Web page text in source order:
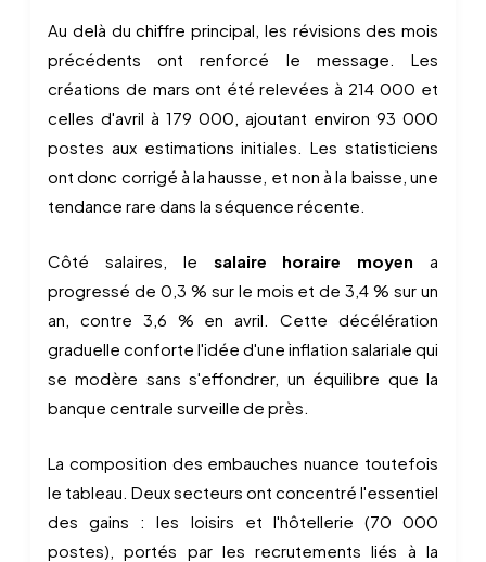
Au delà du chiffre principal, les révisions des mois
précédents ont renforcé le message. Les
créations de mars ont été relevées à 214 000 et
celles d'avril à 179 000, ajoutant environ 93 000
postes aux estimations initiales. Les statisticiens
ont donc corrigé à la hausse, et non à la baisse, une
tendance rare dans la séquence récente.
Côté salaires, le salaire horaire moyen a
progressé de 0,3 % sur le mois et de 3,4 % sur un
an, contre 3,6 % en avril. Cette décélération
graduelle conforte l'idée d'une inflation salariale qui
se modère sans s'effondrer, un équilibre que la
banque centrale surveille de près.
La composition des embauches nuance toutefois
le tableau. Deux secteurs ont concentré l'essentiel
des gains : les loisirs et l'hôtellerie (70 000
postes), portés par les recrutements liés à la